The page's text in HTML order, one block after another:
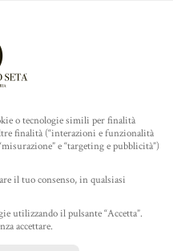
Gioielli
Brown
o tecnologie simili per finalità
finalità (“interazioni e funzionalità
e “targeting e pubblicità”)
il tuo consenso, in qualsiasi
utilizzando il pulsante “Accetta”.
accettare.